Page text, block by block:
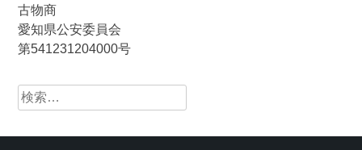
古物商
愛知県公安委員会
第541231204000号
検
索: